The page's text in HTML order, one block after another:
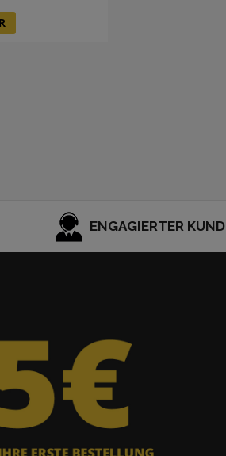
ENGAGIERTER